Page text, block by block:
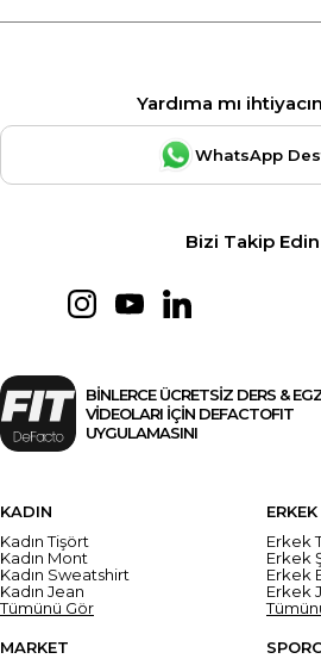
Yardıma mı
WhatsApp
Bizi Takip Edin
BİNLERCE ÜCRETSİZ DERS &
VİDEOLARI İÇİN DEFACTOFIT
UYGULAMASINI
KADIN
Kadın Tişört
Kadın Mont
Kadın Sweatshirt
Kadın Jean
Tümünü Gör
ERKEK
Erkek
Erkek
Erkek
Erkek
MARKET